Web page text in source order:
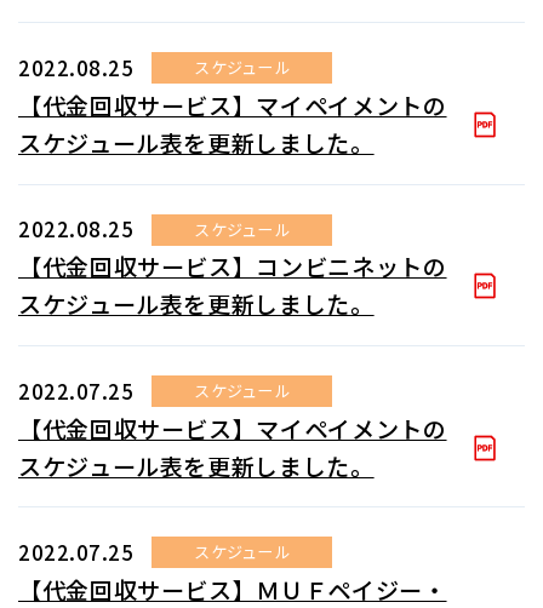
2022.08.25 スケジュール
【代金回収サービス】マイペイメントの
スケジュール表を更新しました。
2022.08.25 スケジュール
【代金回収サービス】コンビニネットの
スケジュール表を更新しました。
2022.07.25 スケジュール
【代金回収サービス】マイペイメントの
スケジュール表を更新しました。
2022.07.25 スケジュール
【代金回収サービス】ＭＵＦペイジー・